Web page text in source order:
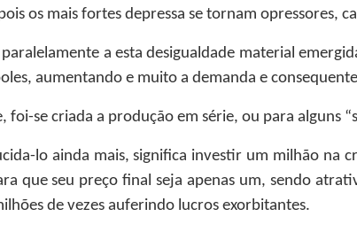
os mais fortes depressa se tornam opressores,
a esta desigualdade material
aumentando e muito a demanda e
foi-se criada a produção em série, ou para alguns
lo ainda mais, significa investir um milhão na
que seu preço final seja apenas um, sendo
de vezes auferindo lucros exorbitantes.